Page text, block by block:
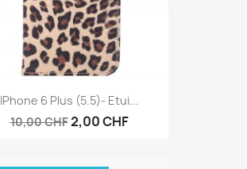
IPhone 6 Plus (5.5)- Etui...
10,00 CHF2,00 CHF